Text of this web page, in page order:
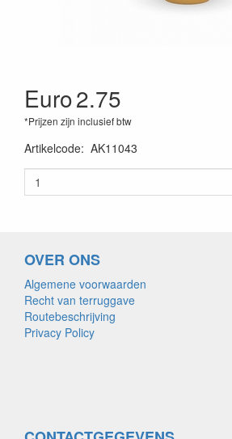
Euro2.75
*Prijzen zijn inclusief btw
Artikelcode: AK11043
OVER ONS
Algemene voorwaarden
Recht van terruggave
Routebeschrijving
Privacy Policy